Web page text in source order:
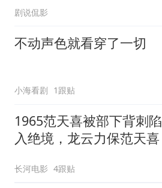
剧说侃影
不动声色就看穿了一切
小海看剧 1跟贴
1965范天喜被部下背刺陷
入绝境，龙云力保范天喜
长河电影 4跟贴